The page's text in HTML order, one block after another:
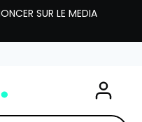
SUR LE MEDIA